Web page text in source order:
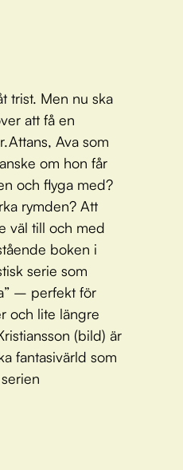
trist. Men nu ska
att få en
Ava som
om hon får
och flyga med?
rymden? Att
väl till och med
boken i
serie som
– perfekt för
och lite längre
(bild) är
fantasivärld som